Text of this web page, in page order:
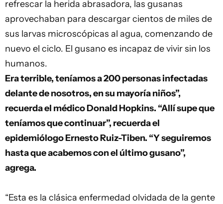
refrescar la herida abrasadora, las gusanas
aprovechaban para descargar cientos de miles de
sus larvas microscópicas al agua, comenzando de
nuevo el ciclo. El gusano es incapaz de vivir sin los
humanos.
Era terrible, teníamos a 200 personas infectadas
delante de nosotros, en su mayoría niños”,
recuerda el médico Donald Hopkins. “Allí supe que
teníamos que continuar”, recuerda el
epidemiólogo Ernesto Ruiz-Tiben. “Y seguiremos
hasta que acabemos con el último gusano”,
agrega.
“Esta es la clásica enfermedad olvidada de la gente